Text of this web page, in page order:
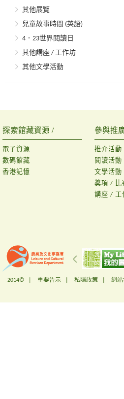
其他展覽
兒童故事時間 (英語)
4．23世界閱讀日
其他講座 / 工作坊
其他文學活動
探索館藏資源 /
電子資源
數碼館藏
香港記憶
參與推
推介活動
閱讀活動
文學活動
獎項 / 比
講座 / 工
2014© | 重要告示 私隱政策 網站